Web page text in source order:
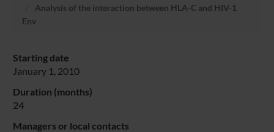
Analysis of the interaction between HLA-C and HIV-1
Env
Starting date
January 1, 2010
Duration (months)
24
Managers or local contacts